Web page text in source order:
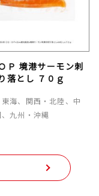
Ｐ 境港サーモン刺
落とし ７０ｇ
海、関西・北陸、中
九州・沖縄